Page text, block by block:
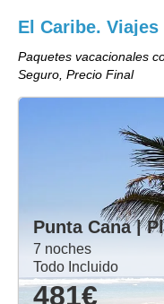
El Caribe.
Paquetes vacacionales
Seguro, Precio Final
Punta Cana |
7 noches
Todo Incluido
481€